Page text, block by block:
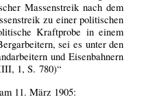
Massenstreik nach dem
zu einer politischen
Kraftprobe in einem
sei es unter den
und Eisenbahnern
1, S. 780)“
11. März 1905: